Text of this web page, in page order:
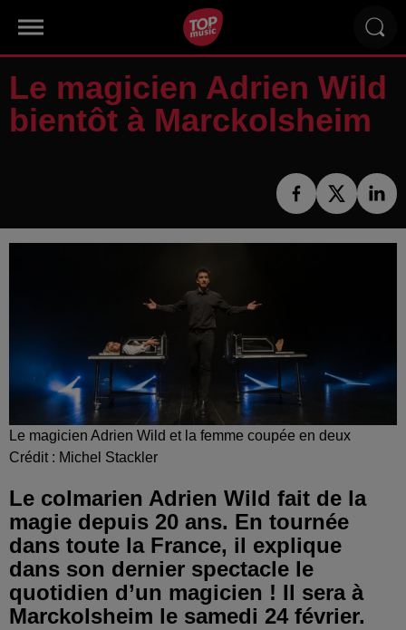
Le magicien Adrien Wild
bientôt à Marckolsheim
Le magicien Adrien Wild et la femme coupée en deux
Crédit : Michel Stackler
Le colmarien Adrien Wild fait de la
magie depuis 20 ans. En tournée
dans toute la France, il explique
dans son dernier spectacle le
quotidien d’un magicien ! Il sera à
Marckolsheim le samedi 24 février.